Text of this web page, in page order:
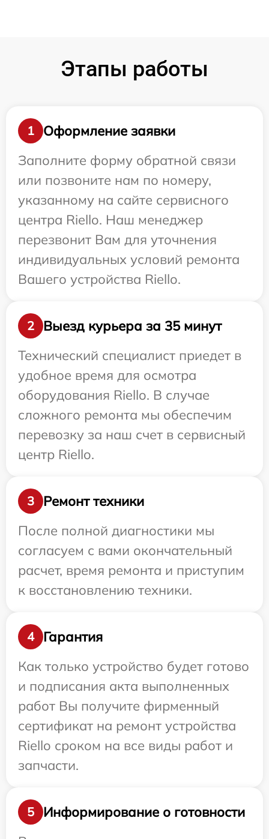
Этапы работы
1
Оформление заявки
Заполните форму обратной связи
или позвоните нам по номеру,
указанному на сайте сервисного
центра Riello. Наш менеджер
перезвонит Вам для уточнения
индивидуальных условий ремонта
Вашего устройства Riello.
2
Выезд курьера за 35 минут
Технический специалист приедет в
удобное время для осмотра
оборудования Riello. В случае
сложного ремонта мы обеспечим
перевозку за наш счет в сервисный
центр Riello.
3
Ремонт техники
После полной диагностики мы
согласуем с вами окончательный
расчет, время ремонта и приступим
к восстановлению техники.
4
Гарантия
Как только устройство будет готово
и подписания акта выполненных
работ Вы получите фирменный
сертификат на ремонт устройства
Riello сроком на все виды работ и
запчасти.
5
Информирование о готовности